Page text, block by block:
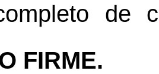
de
FIRME.